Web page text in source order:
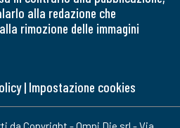
alla redazione che
rimozione delle immagini
| Impostazione cookies